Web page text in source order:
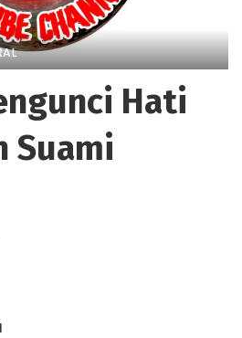
Hati
Suami